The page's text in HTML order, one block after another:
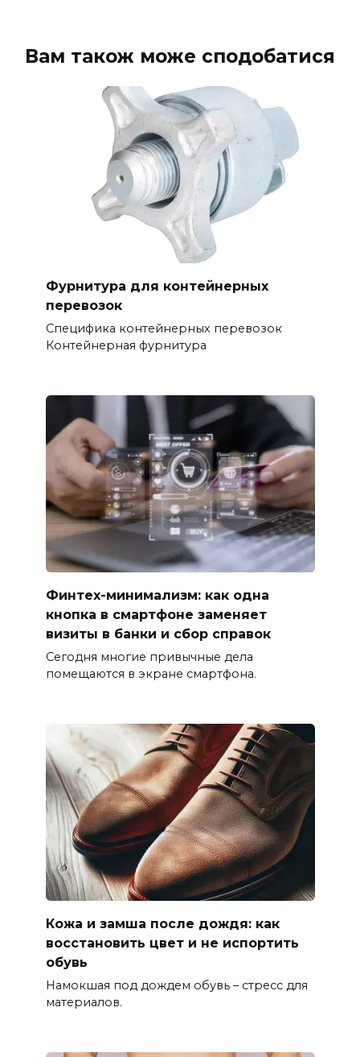
Вам також може сподобатися
Фурнитура для контейнерных
перевозок
Специфика контейнерных перевозок
Контейнерная фурнитура
Финтех-минимализм: как одна
кнопка в смартфоне заменяет
визиты в банки и сбор справок
Сегодня многие привычные дела
помещаются в экране смартфона.
Кожа и замша после дождя: как
восстановить цвет и не испортить
обувь
Намокшая под дождем обувь – стресс для
материалов.